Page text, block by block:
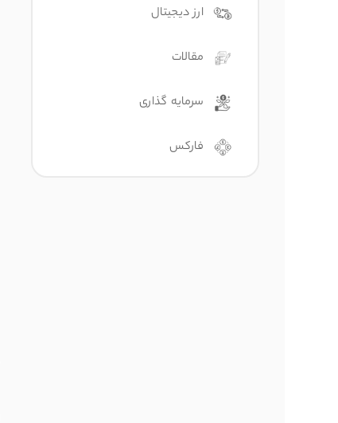
ارز دیجیتال
مقالات
سرمایه گذاری
فارکس